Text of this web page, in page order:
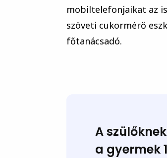
mobiltelefonjaikat az
szöveti cukormérő
főtanácsadó.
A
a gyermek